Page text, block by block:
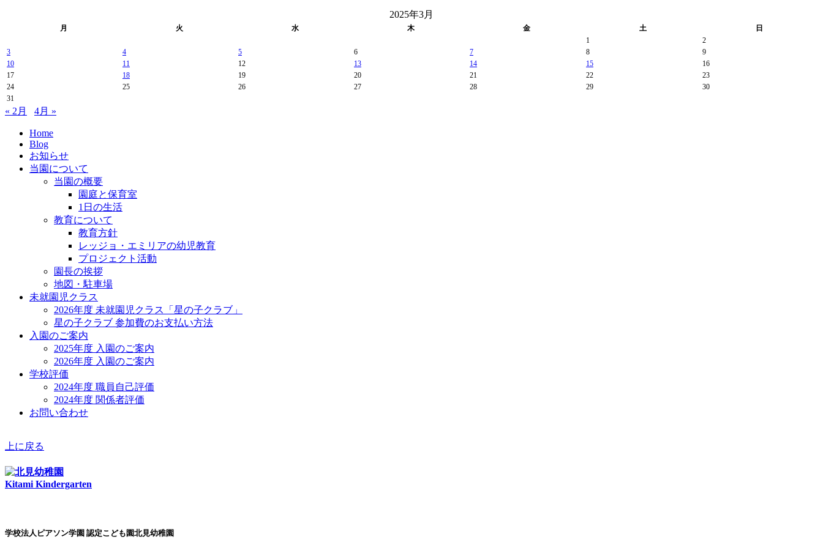
2025年3月
月 火 水 木 金 土
日
1
2
3
4 5 6 7 8
9
10
11 12 13 14 15
16
17
18 19 20 21 22
23
24
25 26 27 28 29
30
31
« 2月 4月 »
Home
Blog
お知らせ
当園について
当園の概要
園庭と保育室
1日の生活
教育について
教育方針
レッジョ・エミリアの幼児教育
プロジェクト活動
園長の挨拶
地図・駐車場
未就園児クラス
2026年度 未就園児クラス「星の子クラブ」
星の子クラブ 参加費のお支払い方法
入園のご案内
2025年度 入園のご案内
2026年度 入園のご案内
学校評価
2024年度 職員自己評価
2024年度 関係者評価
お問い合わせ
上に戻る
Kitami Kindergarten
学校法人ピアソン学園 認定こども園北見幼稚園